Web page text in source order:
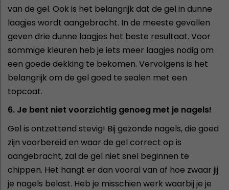
van de gel. Ook is het belangrijk dat de gel in dunne
laagjes wordt aangebracht. In de meeste gevallen
geven drie dunne laagjes het beste resultaat. Voor
sommige kleuren heb je iets meer laagjes nodig om
een goede dekking te bekomen. Vervolgens is het
belangrijk om de gel goed te sealen met een
topcoat.
6. Je bent niet voorzichtig genoeg met je nagels!
Gel is ontzettend stevig! Bij gezonde nagels, die goed
zijn voorbereid en waar de gel correct op is
aangebracht, zal de gel niet snel beginnen te
chippen. Het hangt er dan vooral van af hoe zwaar jij
je nagels belast. Heb je misschien werk waarbij je je